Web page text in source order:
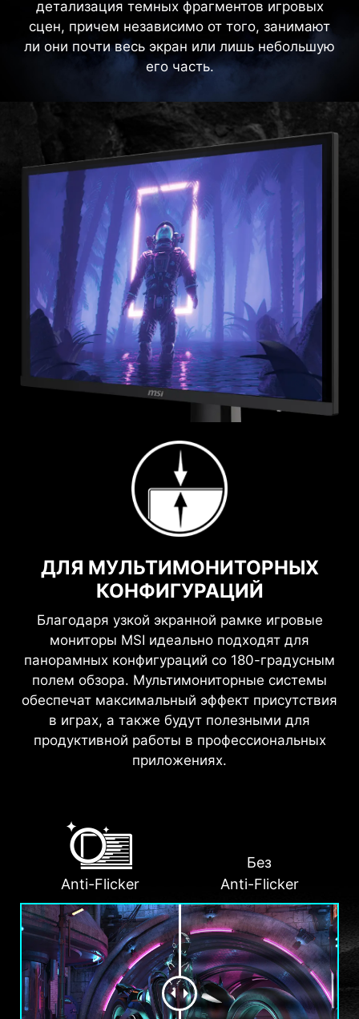
детализация темных фрагментов игровых
сцен, причем независимо от того, занимают
ли они почти весь экран или лишь небольшую
его часть.
ДЛЯ МУЛЬТИМОНИТОРНЫХ
КОНФИГУРАЦИЙ
Благодаря узкой экранной рамке игровые
мониторы MSI идеально подходят для
панорамных конфигураций со 180-градусным
полем обзора. Мультимониторные системы
обеспечат максимальный эффект присутствия
в играх, а также будут полезными для
продуктивной работы в профессиональных
приложениях.
Anti-Flicker
Без
Anti-Flicker